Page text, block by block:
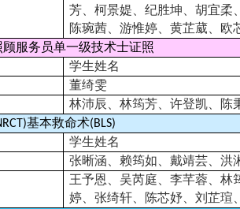
芳、柯景媞、纪胜坤、胡宜柔
陈琬茜、游惟婷、黄芷葳、欧
服务员单一级技术士证照
学生姓名
董绮雯
林沛辰、林筠芳、许登凯、陈
基本救命术(BLS)
学生姓名
张晰涵、赖筠如、戴靖芸、洪
王予恩、吴芮庭、李芊蓉、林
婷、张绮轩、陈芯妤、刘芷瑄